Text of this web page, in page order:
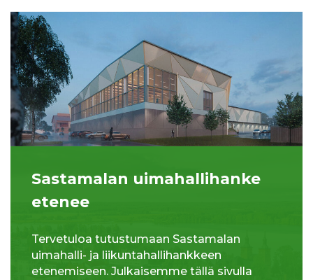
Sastamalan uimahallihanke
etenee
Tervetuloa tutustumaan Sastamalan
uimahalli- ja liikuntahallihankkeen
etenemiseen. Julkaisemme tällä sivulla